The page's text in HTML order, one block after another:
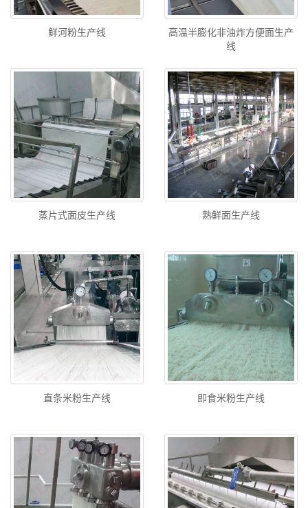
鲜河粉生产线
高温半膨化非油炸方便面生产
线
蒸片式面皮生产线 熟鲜面生产线
直条米粉生产线 即食米粉生产线